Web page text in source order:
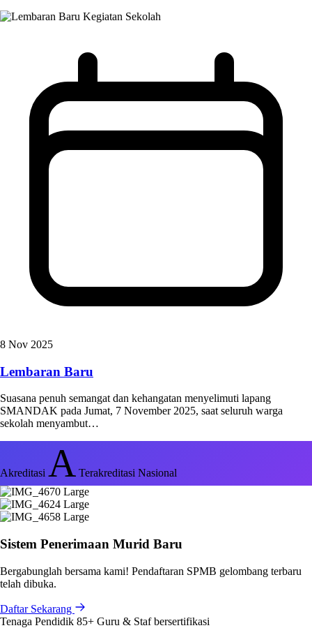
Kegiatan Sekolah
8 Nov 2025
Lembaran Baru
Suasana penuh semangat dan kehangatan menyelimuti lapang
SMANDAK pada Jumat, 7 November 2025, saat seluruh warga
sekolah menyambut…
Akreditasi A Terakreditasi Nasional
Sistem Penerimaan Murid Baru
Bergabunglah bersama kami! Pendaftaran SPMB gelombang terbaru
telah dibuka.
Daftar Sekarang
Tenaga Pendidik 85+ Guru & Staf bersertifikasi